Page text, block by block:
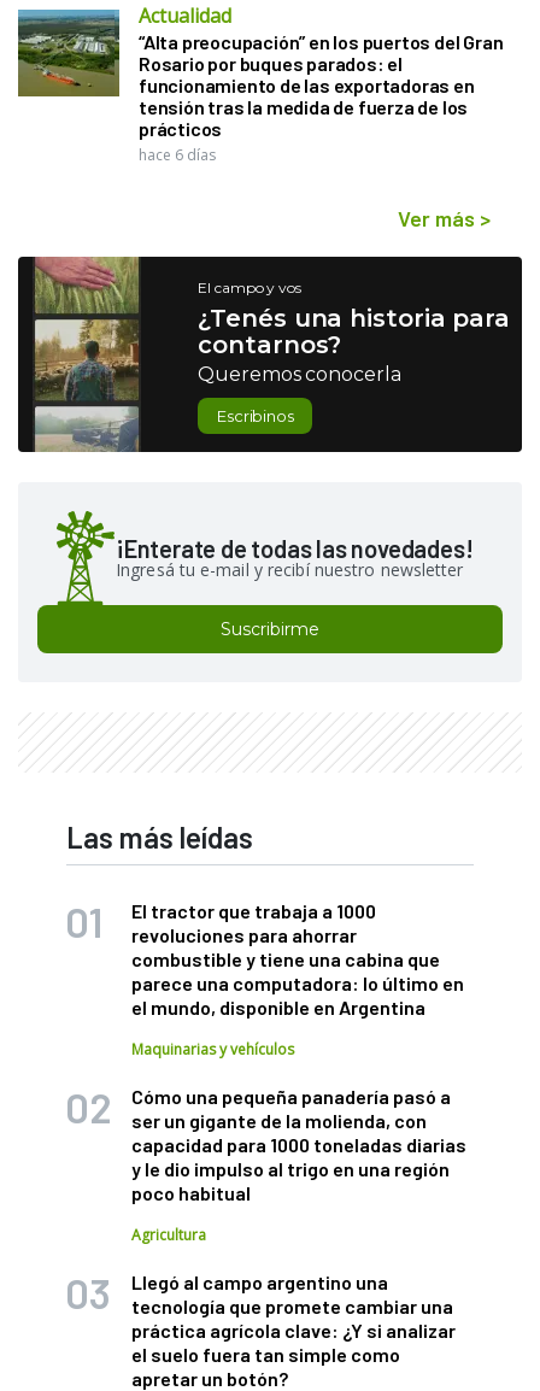
Actualidad
“Alta preocupación” en los puertos del Gran
Rosario por buques parados: el
funcionamiento de las exportadoras en
tensión tras la medida de fuerza de los
prácticos
hace 6 días
Ver más >
El campo y vos
¿Tenés una historia para
contarnos?
Queremos conocerla
Escribinos
¡Enterate de todas las novedades!
Ingresá tu e-mail y recibí nuestro newsletter
Suscribirme
Las más leídas
El tractor que trabaja a 1000
revoluciones para ahorrar
combustible y tiene una cabina que
parece una computadora: lo último en
el mundo, disponible en Argentina
Maquinarias y vehículos
Cómo una pequeña panadería pasó a
ser un gigante de la molienda, con
capacidad para 1000 toneladas diarias
y le dio impulso al trigo en una región
poco habitual
Agricultura
Llegó al campo argentino una
tecnología que promete cambiar una
práctica agrícola clave: ¿Y si analizar
el suelo fuera tan simple como
apretar un botón?